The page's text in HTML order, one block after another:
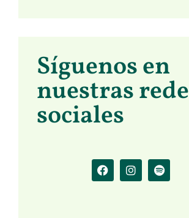
Síguenos en
nuestras
sociales